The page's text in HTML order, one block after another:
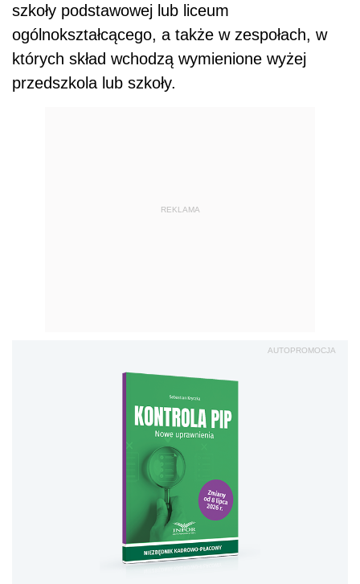
szkoły podstawowej lub liceum
ogólnokształcącego, a także w zespołach, w
których skład wchodzą wymienione wyżej
przedszkola lub szkoły.
REKLAMA
AUTOPROMOCJA